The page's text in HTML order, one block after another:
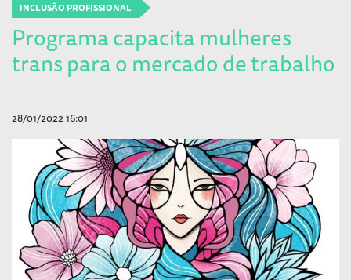
INCLUSÃO PROFISSIONAL
Programa capacita mulheres
trans para o mercado de trabalho
28/01/2022 16:01